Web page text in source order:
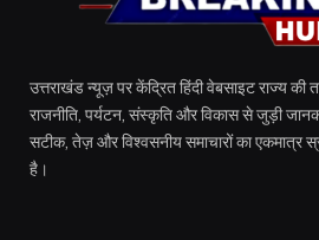
उत्तराखंड न्यूज़ पर केंद्रित हिंदी वेबसाइट राज्य की
राजनीति, पर्यटन, संस्कृति और विकास से जुड़ी
सटीक, तेज़ और विश्वसनीय समाचारों का एकमात्र
है।